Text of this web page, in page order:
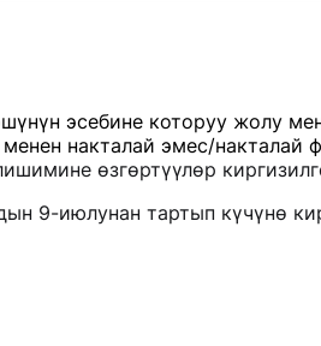
эсебине которуу жолу
накталай эмес/накталай
өзгөртүүлөр
9-июлунан тартып күчүнө